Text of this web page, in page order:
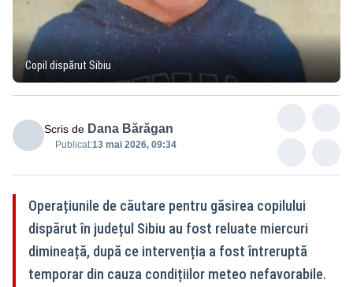
Copil dispărut Sibiu
Scris de Dana Bărăgan
Publicat:13 mai 2026, 09:34
Operațiunile de căutare pentru găsirea copilului
dispărut în județul Sibiu au fost reluate miercuri
dimineață, după ce intervenția a fost întreruptă
temporar din cauza condițiilor meteo nefavorabile.